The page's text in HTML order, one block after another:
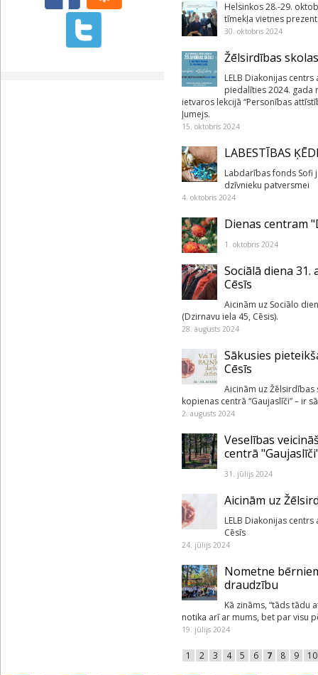
Helsinkos 28.-29.
tīmekļa vietnes
30. oktobris 2024
Žēlsirdības
LELB Diakonijas
piedalīties 2024. gada
ietvaros lekcijā “Personības
Jumejs.
15. oktobris 2024
LABESTĪBAS
Labdarības fonds Sofi
dzīvnieku patversmei
4. oktobris 2024
Dienas centram
1. oktobris 2024
Sociālā diena
Cēsīs
Aicinām uz Sociālo
(Dzirnavu iela 45, Cēsis).
28. augusts 2024
Sākusies
Cēsīs
Aicinām uz Žēlsirdības
kopienas centrā “Gaujaslīči” – ir
2. augusts 2024
Veselības
centrā
31. jūlijs 2024
Aicinām uz
LELB Diakonijas
Cēsīs
24. jūlijs 2024
Nometne
draudzību
Kā zināms, “tāds tādu
notika arī ar mums, bet par visu
19. jūlijs 2024
1 2 3 4 5 6 7 8 9 10